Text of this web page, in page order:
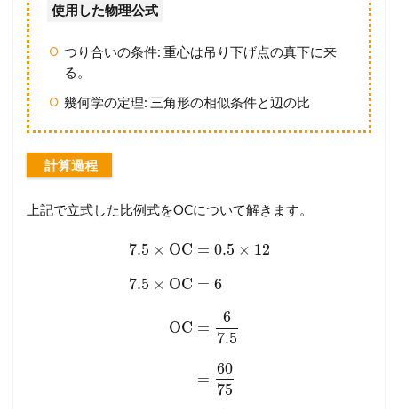
使用した物理公式
つり合いの条件: 重心は吊り下げ点の真下に来
る。
幾何学の定理: 三角形の相似条件と辺の比
計算過程
上記で立式した比例式をOCについて解きます。
7.5 × OC
7.5 × OC
OC
= 0.5 × 12
= 6
=
6
7.5
=
60
75